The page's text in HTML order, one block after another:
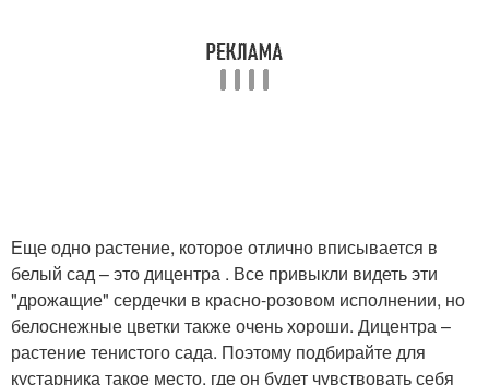
Еще одно растение, которое отлично вписывается в
белый сад – это дицентра . Все привыкли видеть эти
"дрожащие" сердечки в красно-розовом исполнении, но
белоснежные цветки также очень хороши. Дицентра –
растение тенистого сада. Поэтому подбирайте для
кустарника такое место, где он будет чувствовать себя